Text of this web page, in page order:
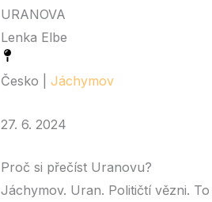
URANOVA
Lenka Elbe
Česko | Jáchymov
27. 6. 2024
Proč si přečíst Uranovu?
Jáchymov. Uran. Političtí vězni.